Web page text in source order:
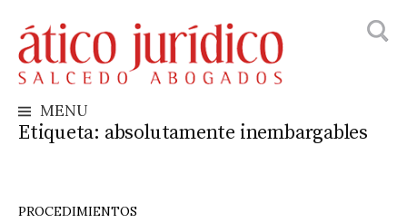
to
content
MENU
Etiqueta: absolutamente inembargables
PROCEDIMIENTOS